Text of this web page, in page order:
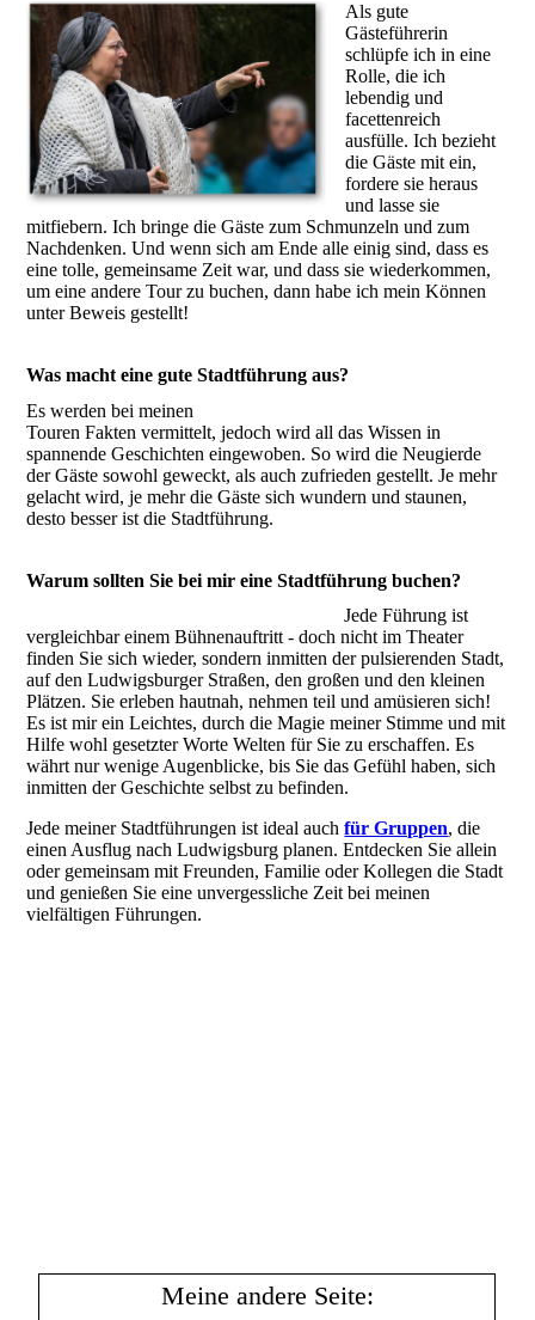
Als gute
Gästeführerin
schlüpfe ich in eine
Rolle, die ich
lebendig und
facettenreich
ausfülle. Ich bezieht
die Gäste mit ein,
fordere sie heraus
und lasse sie
mitfiebern. Ich bringe die Gäste zum Schmunzeln und zum
Nachdenken. Und wenn sich am Ende alle einig sind, dass es
eine tolle, gemeinsame Zeit war, und dass sie wiederkommen,
um eine andere Tour zu buchen, dann habe ich mein Können
unter Beweis gestellt!
Was macht eine gute Stadtführung aus?
Es werden bei meinen
Touren Fakten vermittelt, jedoch wird all das Wissen in
spannende Geschichten eingewoben. So wird die Neugierde
der Gäste sowohl geweckt, als auch zufrieden gestellt. Je mehr
gelacht wird, je mehr die Gäste sich wundern und staunen,
desto besser ist die Stadtführung.
Warum sollten Sie bei mir eine Stadtführung buchen?
Jede Führung ist
vergleichbar einem Bühnenauftritt - doch nicht im Theater
finden Sie sich wieder, sondern inmitten der pulsierenden Stadt,
auf den Ludwigsburger Straßen, den großen und den kleinen
Plätzen. Sie erleben hautnah, nehmen teil und amüsieren sich!
Es ist mir ein Leichtes, durch die Magie meiner Stimme und mit
Hilfe wohl gesetzter Worte Welten für Sie zu erschaffen. Es
währt nur wenige Augenblicke, bis Sie das Gefühl haben, sich
inmitten der Geschichte selbst zu befinden.
Jede meiner Stadtführungen ist ideal auchfür Gruppen, die
einen Ausflug nach Ludwigsburg planen. Entdecken Sie allein
oder gemeinsam mit Freunden, Familie oder Kollegen die Stadt
und genießen Sie eine unvergessliche Zeit bei meinen
vielfältigen Führungen.
Meine andere Seite: